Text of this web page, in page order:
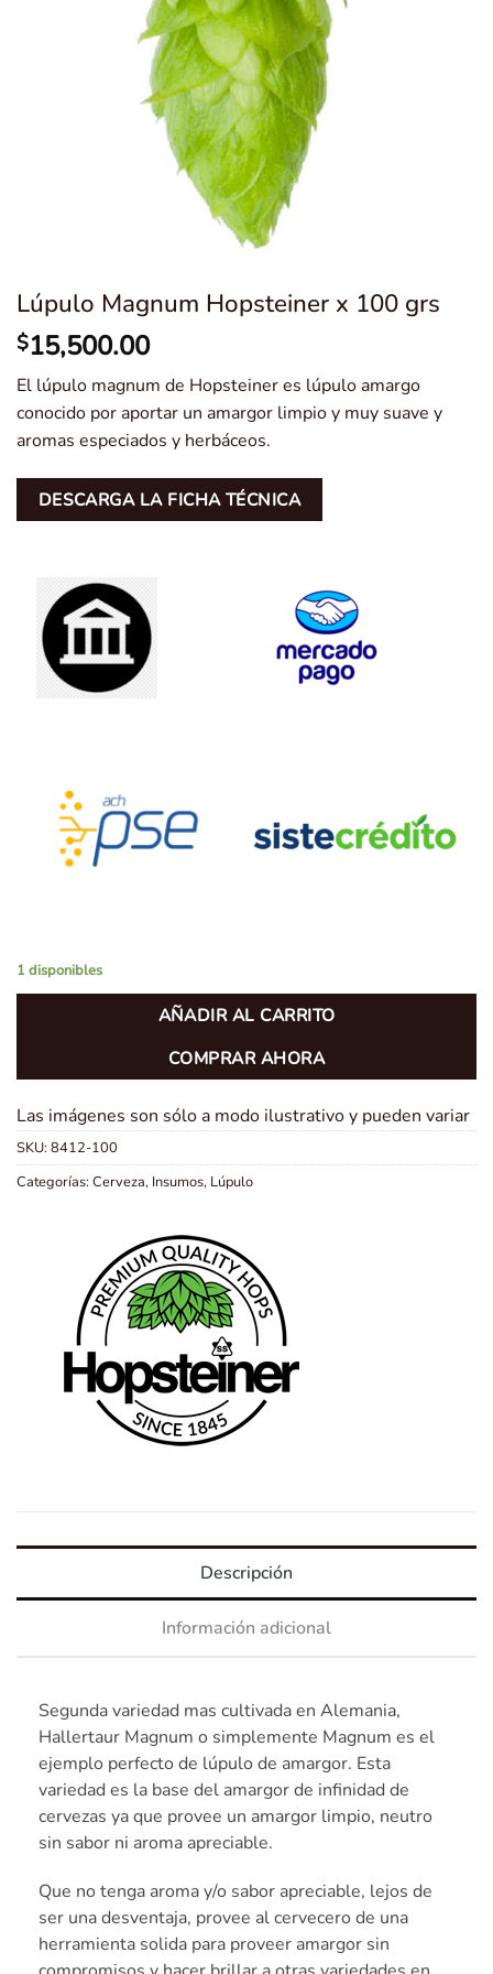
Lúpulo Magnum Hopsteiner x 100 grs
$15,500.00
El lúpulo magnum de Hopsteiner es lúpulo amargo
conocido por aportar un amargor limpio y muy suave y
aromas especiados y herbáceos.
DESCARGA LA FICHA TÉCNICA
1 disponibles
AÑADIR AL CARRITO
COMPRAR AHORA
Las imágenes son sólo a modo ilustrativo y pueden variar
SKU: 8412-100
Categorías: Cerveza, Insumos, Lúpulo
Descripción
Información adicional
Segunda variedad mas cultivada en Alemania,
Hallertaur Magnum o simplemente Magnum es el
ejemplo perfecto de lúpulo de amargor. Esta
variedad es la base del amargor de infinidad de
cervezas ya que provee un amargor limpio, neutro
sin sabor ni aroma apreciable.
Que no tenga aroma y/o sabor apreciable, lejos de
ser una desventaja, provee al cervecero de una
herramienta solida para proveer amargor sin